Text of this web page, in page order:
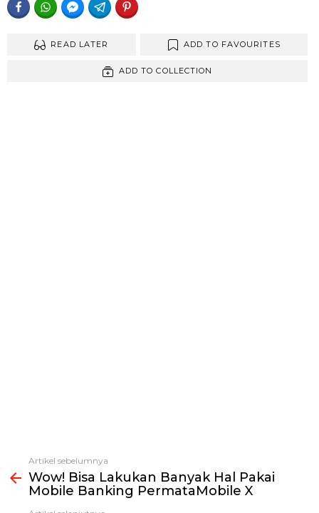
FACEBOOKWHATSAPPFACEBOOK MESSENGER
TELEGRAM
READ LATER ADD TO FAVOURITES
ADD TO COLLECTION
Lihat
selengkapnya
Artikel sebelumnya
Wow! Bisa Lakukan Banyak Hal Pakai
Mobile Banking PermataMobile X